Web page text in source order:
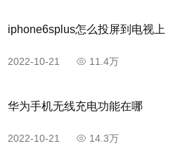
iphone6splus怎么投屏到电视上
2022-10-21 11.4万
华为手机无线充电功能在哪
2022-10-21 14.3万